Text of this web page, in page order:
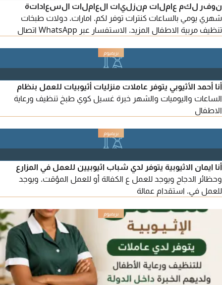
نوفر لكم عاملات منزليات العاملات السعاداتة
شهري يومي بالساعات كنترات توفر لكم. امارات. دولات طبخات
تنظيف مربية الاطفال المزيد. الاستفسار عبر WhatsApp اتصال
أنا أحمد الأثيوبي يتوفر عاملات منزليات أثيوبيات للعمل بنظام
الساعات واليوميات والشهر خبرة غسيل كوي طبخ تنظيف ورعاية
الاطفال
أنا ايمان الاثيوبية يتوفر لدي شباب اثيوبيين للعمل في المزارع
وحظائر الدجاج ويوجد للعمل ع الكفالة أو للعمل المؤقت. ويوجد
للعمل في. استقدام عمالة